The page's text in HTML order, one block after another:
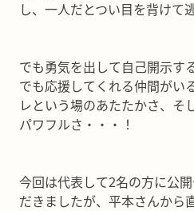
し、一人だとつい目を背けて
でも勇気を出して自己開示す
でも応援してくれる仲間がい
レという場のあたたかさ、そ
パワフルさ・・・！
今回は代表して2名の方に公
だきましたが、平本さんから